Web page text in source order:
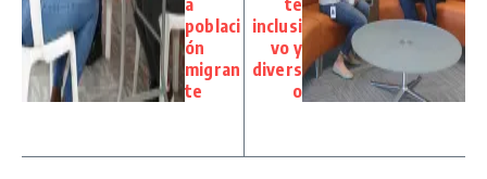
a
poblaci
ón
migran
te
te
inclusi
vo y
divers
o